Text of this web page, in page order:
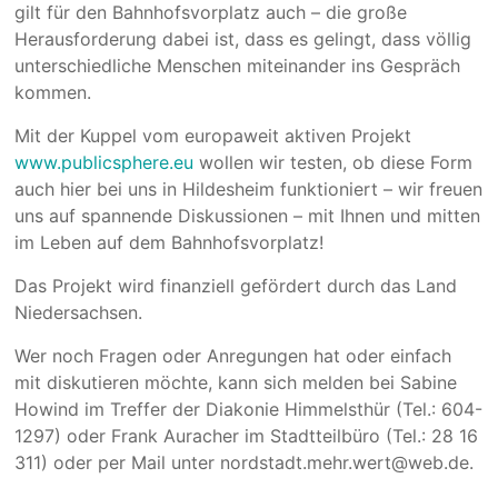
gilt für den Bahnhofsvorplatz auch – die große
Herausforderung dabei ist, dass es gelingt, dass völlig
unterschiedliche Menschen miteinander ins Gespräch
kommen.
Mit der Kuppel vom europaweit aktiven Projekt
www.publicsphere.eu wollen wir testen, ob diese Form
auch hier bei uns in Hildesheim funktioniert – wir freuen
uns auf spannende Diskussionen – mit Ihnen und mitten
im Leben auf dem Bahnhofsvorplatz!
Das Projekt wird finanziell gefördert durch das Land
Niedersachsen.
Wer noch Fragen oder Anregungen hat oder einfach
mit diskutieren möchte, kann sich melden bei Sabine
Howind im Treffer der Diakonie Himmelsthür (Tel.: 604-
1297) oder Frank Auracher im Stadtteilbüro (Tel.: 28 16
311) oder per Mail unter nordstadt.mehr.wert@web.de.